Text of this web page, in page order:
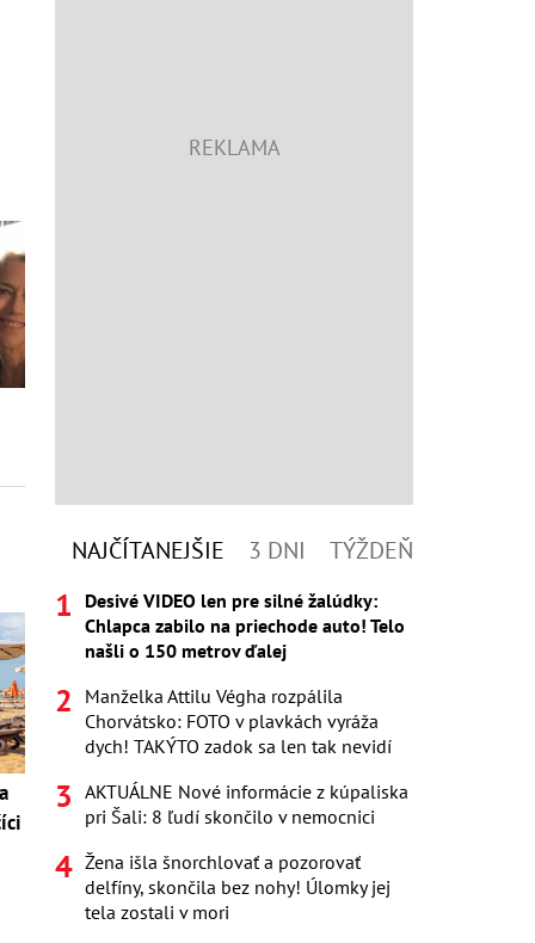
NAJČÍTANEJŠIE 3 DNI TÝŽDEŇ
Desivé VIDEO len pre silné žalúdky:
Chlapca zabilo na priechode auto! Telo
našli o 150 metrov ďalej
Manželka Attilu Végha rozpálila
Chorvátsko: FOTO v plavkách vyráža
dych! TAKÝTO zadok sa len tak nevidí
AKTUÁLNE Nové informácie z kúpaliska
pri Šali: 8 ľudí skončilo v nemocnici
Žena išla šnorchlovať a pozorovať
delfíny, skončila bez nohy! Úlomky jej
tela zostali v mori